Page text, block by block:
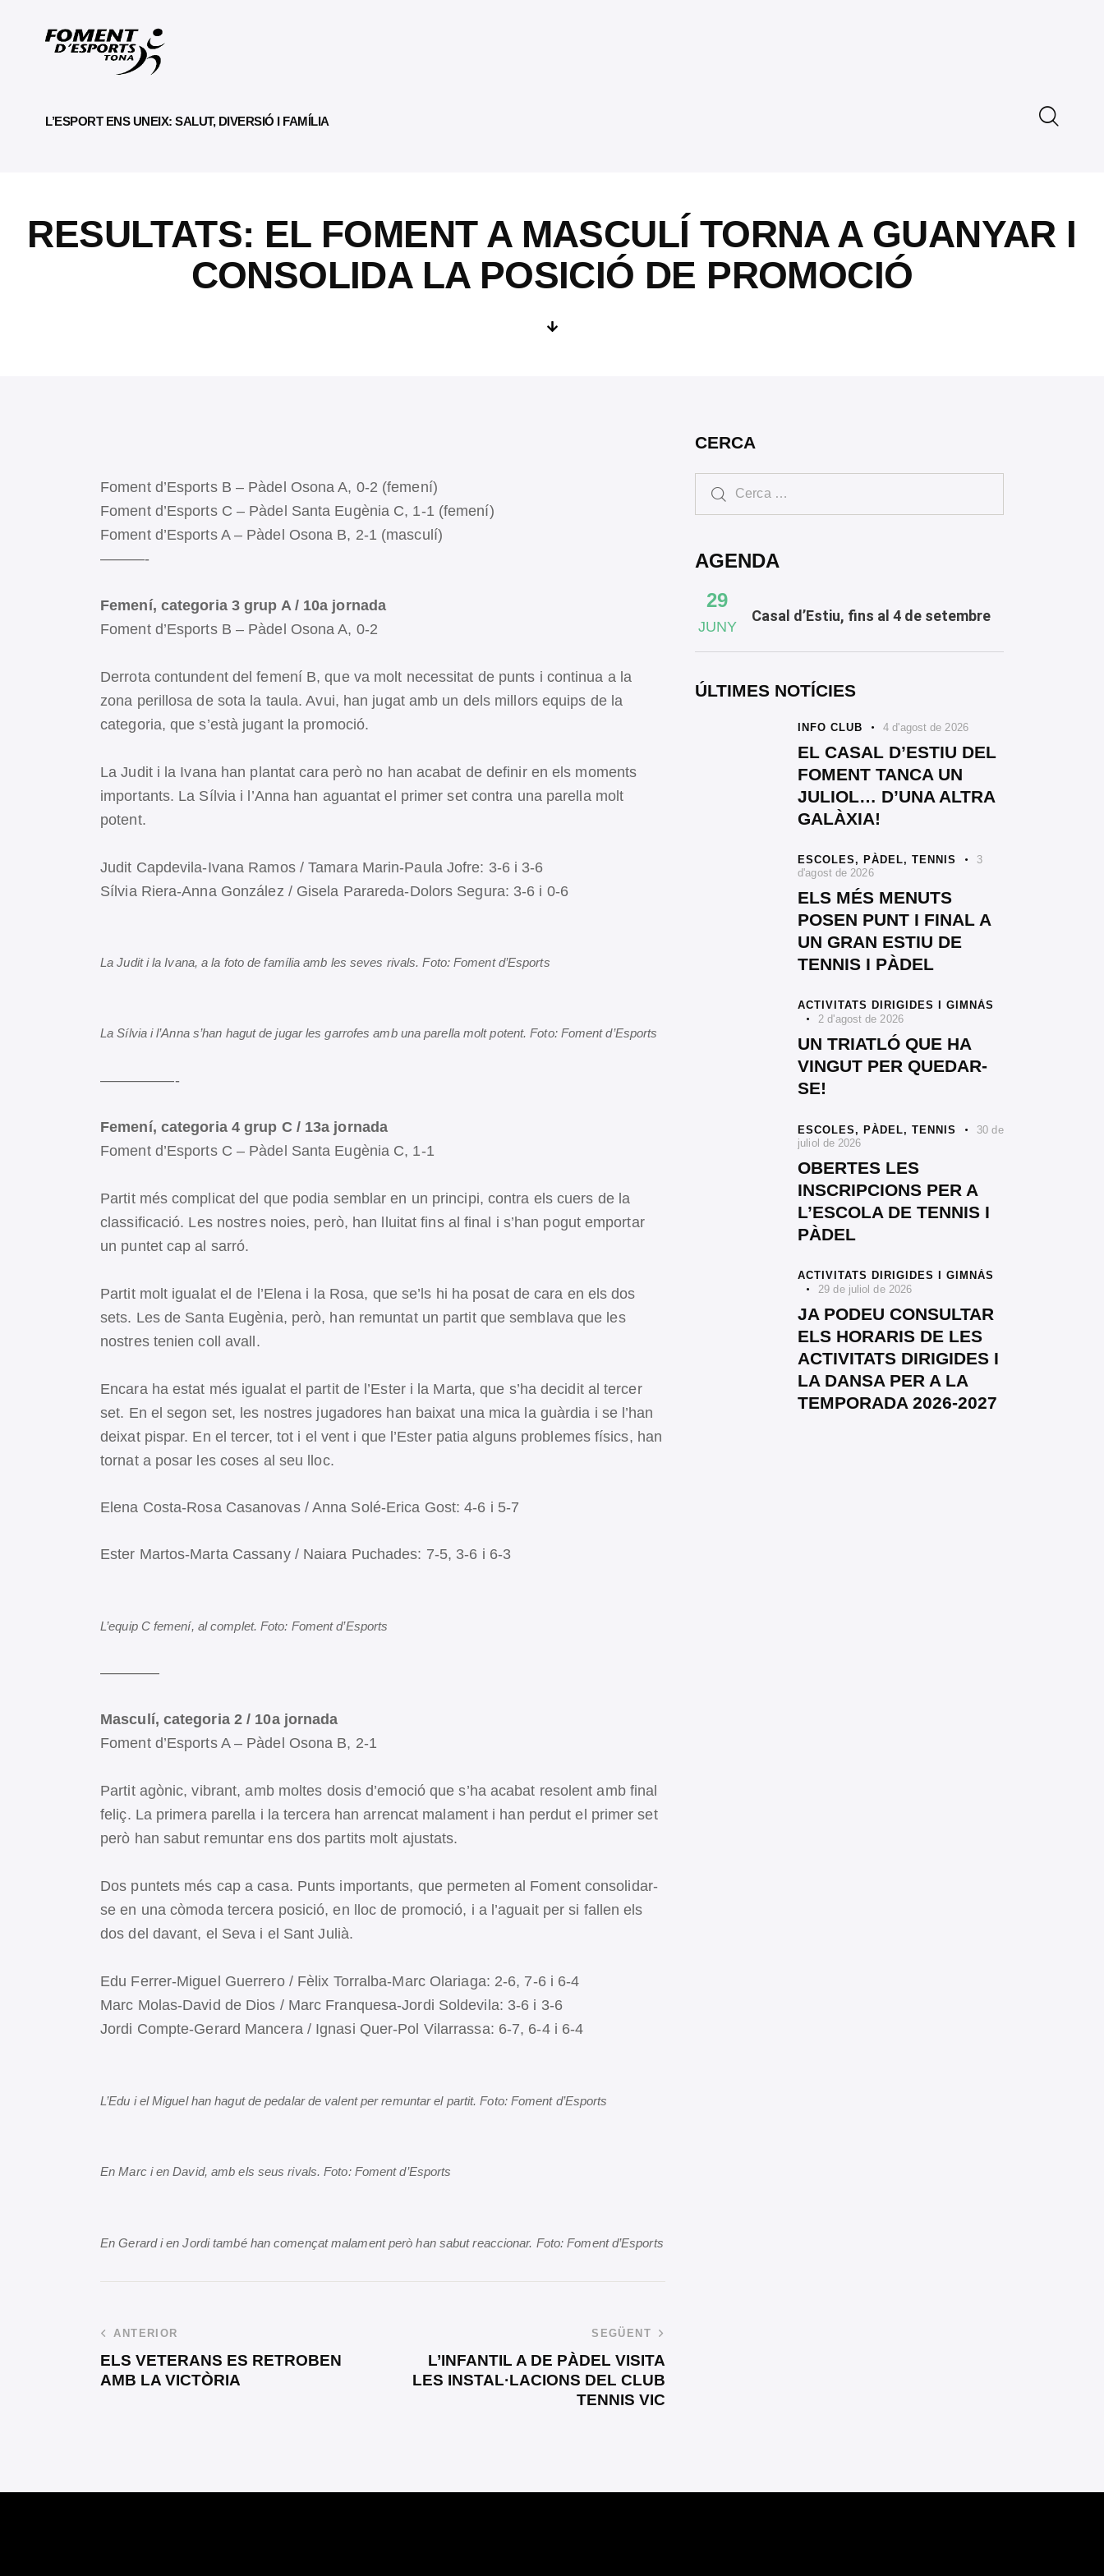
L’ESPORT ENS UNEIX: SALUT, DIVERSIÓ I FAMÍLIA
RESULTATS: EL FOMENT A MASCULÍ TORNA A GUANYAR I
CONSOLIDA LA POSICIÓ DE PROMOCIÓ
Foment d’Esports B – Pàdel Osona A, 0-2 (femení)
Foment d’Esports C – Pàdel Santa Eugènia C, 1-1 (femení)
Foment d’Esports A – Pàdel Osona B, 2-1 (masculí)
———-
Femení, categoria 3 grup A / 10a jornada
Foment d’Esports B – Pàdel Osona A, 0-2
Derrota contundent del femení B, que va molt necessitat de punts i continua a la
zona perillosa de sota la taula. Avui, han jugat amb un dels millors equips de la
categoria, que s’està jugant la promoció.
La Judit i la Ivana han plantat cara però no han acabat de definir en els moments
importants. La Sílvia i l’Anna han aguantat el primer set contra una parella molt
potent.
Judit Capdevila-Ivana Ramos / Tamara Marin-Paula Jofre: 3-6 i 3-6
Sílvia Riera-Anna González / Gisela Parareda-Dolors Segura: 3-6 i 0-6
La Judit i la Ivana, a la foto de família amb les seves rivals. Foto: Foment d’Esports
La Sílvia i l’Anna s’han hagut de jugar les garrofes amb una parella molt potent. Foto: Foment d’Esports
—————-
Femení, categoria 4 grup C / 13a jornada
Foment d’Esports C – Pàdel Santa Eugènia C, 1-1
Partit més complicat del que podia semblar en un principi, contra els cuers de la
classificació. Les nostres noies, però, han lluitat fins al final i s’han pogut emportar
un puntet cap al sarró.
Partit molt igualat el de l’Elena i la Rosa, que se’ls hi ha posat de cara en els dos
sets. Les de Santa Eugènia, però, han remuntat un partit que semblava que les
nostres tenien coll avall.
Encara ha estat més igualat el partit de l’Ester i la Marta, que s’ha decidit al tercer
set. En el segon set, les nostres jugadores han baixat una mica la guàrdia i se l’han
deixat pispar. En el tercer, tot i el vent i que l’Ester patia alguns problemes físics, han
tornat a posar les coses al seu lloc.
Elena Costa-Rosa Casanovas / Anna Solé-Erica Gost: 4-6 i 5-7
Ester Martos-Marta Cassany / Naiara Puchades: 7-5, 3-6 i 6-3
L’equip C femení, al complet. Foto: Foment d’Esports
————
Masculí, categoria 2 / 10a jornada
Foment d’Esports A – Pàdel Osona B, 2-1
Partit agònic, vibrant, amb moltes dosis d’emoció que s’ha acabat resolent amb final
feliç. La primera parella i la tercera han arrencat malament i han perdut el primer set
però han sabut remuntar ens dos partits molt ajustats.
Dos puntets més cap a casa. Punts importants, que permeten al Foment consolidar-
se en una còmoda tercera posició, en lloc de promoció, i a l’aguait per si fallen els
dos del davant, el Seva i el Sant Julià.
Edu Ferrer-Miguel Guerrero / Fèlix Torralba-Marc Olariaga: 2-6, 7-6 i 6-4
Marc Molas-David de Dios / Marc Franquesa-Jordi Soldevila: 3-6 i 3-6
Jordi Compte-Gerard Mancera / Ignasi Quer-Pol Vilarrassa: 6-7, 6-4 i 6-4
L’Edu i el Miguel han hagut de pedalar de valent per remuntar el partit. Foto: Foment d’Esports
En Marc i en David, amb els seus rivals. Foto: Foment d’Esports
En Gerard i en Jordi també han començat malament però han sabut reaccionar. Foto: Foment d’Esports
ANTERIOR
ELS VETERANS ES RETROBEN
AMB LA VICTÒRIA
SEGÜENT
L’INFANTIL A DE PÀDEL VISITA
LES INSTAL·LACIONS DEL CLUB
TENNIS VIC
CERCA
AGENDA
29
JUNY
Casal d’Estiu, fins al 4 de setembre
ÚLTIMES NOTÍCIES
INFO CLUB 4 d'agost de 2026
EL CASAL D’ESTIU DEL
FOMENT TANCA UN
JULIOL… D’UNA ALTRA
GALÀXIA!
ESCOLES, PÀDEL,TENNIS
3
d'agost de 2026
ELS MÉS MENUTS
POSEN PUNT I FINAL A
UN GRAN ESTIU DE
TENNIS I PÀDEL
ACTIVITATS DIRIGIDES I GIMNÀS
2 d'agost de 2026
UN TRIATLÓ QUE HA
VINGUT PER QUEDAR-
SE!
ESCOLES, PÀDEL,TENNIS
30 de
juliol de 2026
OBERTES LES
INSCRIPCIONS PER A
L’ESCOLA DE TENNIS I
PÀDEL
ACTIVITATS DIRIGIDES I GIMNÀS
29 de juliol de 2026
JA PODEU CONSULTAR
ELS HORARIS DE LES
ACTIVITATS DIRIGIDES I
LA DANSA PER A LA
TEMPORADA 2026-2027